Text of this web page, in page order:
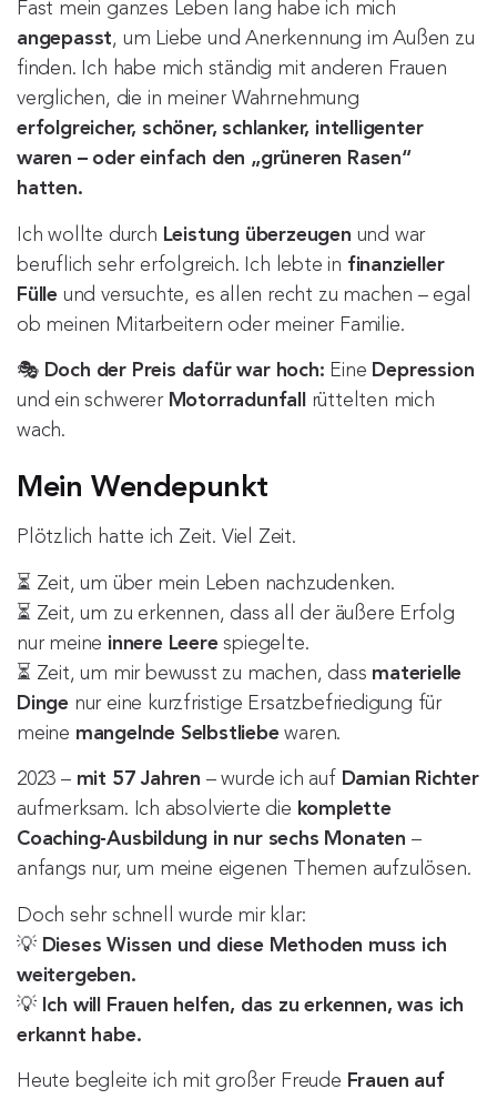
Fast mein ganzes Leben lang habe ich mich
angepasst, um Liebe und Anerkennung im Außen zu
finden. Ich habe mich ständig mit anderen Frauen
verglichen, die in meiner Wahrnehmung
erfolgreicher, schöner, schlanker, intelligenter
waren – oder einfach den „grüneren Rasen“
hatten.
Ich wollte durch Leistung überzeugen und war
beruflich sehr erfolgreich. Ich lebte in finanzieller
Fülle und versuchte, es allen recht zu machen – egal
ob meinen Mitarbeitern oder meiner Familie.
🎭 Doch der Preis dafür war hoch: Eine Depression
und ein schwerer Motorradunfall
rüttelten mich
wach.
Mein Wendepunkt
Plötzlich hatte ich Zeit. Viel Zeit.
⏳ Zeit, um über mein Leben nachzudenken.
⏳ Zeit, um zu erkennen, dass all der äußere Erfolg
nur meine innere Leerespiegelte.
⏳ Zeit, um mir bewusst zu machen, dass materielle
Dinge nur eine kurzfristige Ersatzbefriedigung für
meine mangelnde Selbstliebewaren.
2023 – mit 57 Jahren – wurde ich auf Damian Richter
aufmerksam. Ich absolvierte die komplette
Coaching-Ausbildung in nur sechs Monaten –
anfangs nur, um meine eigenen Themen aufzulösen.
Doch sehr schnell wurde mir klar:
💡 Dieses Wissen und diese Methoden muss ich
weitergeben.
💡 Ich will Frauen helfen, das zu erkennen, was ich
erkannt habe.
Heute begleite ich mit großer Freude Frauen auf